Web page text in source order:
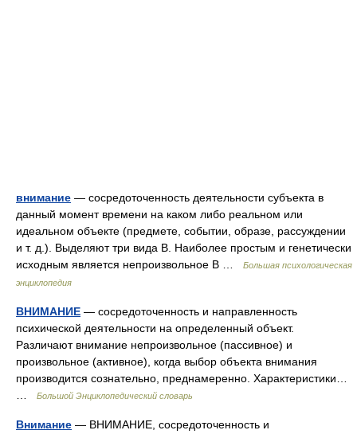
внимание — сосредоточенность деятельности субъекта в
данный момент времени на каком либо реальном или
идеальном объекте (предмете, событии, образе, рассуждении
и т. д.). Выделяют три вида В. Наиболее простым и генетически
исходным является непроизвольное В …
Большая психологическая
энциклопедия
ВНИМАНИЕ — сосредоточенность и направленность
психической деятельности на определенный объект.
Различают внимание непроизвольное (пассивное) и
произвольное (активное), когда выбор объекта внимания
производится сознательно, преднамеренно. Характеристики…
Большой Энциклопедический словарь
Внимание — ВНИМАНИЕ, сосредоточенность и